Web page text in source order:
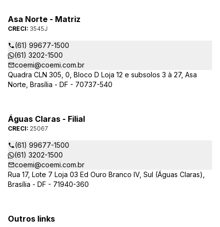
Asa Norte - Matriz
CRECI: 3545J
(61) 99677-1500
(61) 3202-1500
coemi@coemi.com.br
Quadra CLN 305, 0, Bloco D Loja 12 e subsolos 3 à 27, Asa
Norte, Brasília - DF - 70737-540
Águas Claras - Filial
CRECI: 25067
(61) 99677-1500
(61) 3202-1500
coemi@coemi.com.br
Rua 17, Lote 7 Loja 03 Ed Ouro Branco IV, Sul (Águas Claras),
Brasília - DF - 71940-360
Outros links